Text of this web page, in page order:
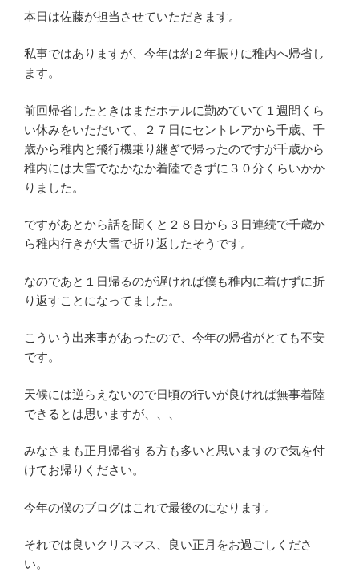
本日は佐藤が担当させていただきます。
私事ではありますが、今年は約２年振りに稚内へ帰省し
ます。
前回帰省したときはまだホテルに勤めていて１週間くら
い休みをいただいて、２７日にセントレアから千歳、千
歳から稚内と飛行機乗り継ぎで帰ったのですが千歳から
稚内には大雪でなかなか着陸できずに３０分くらいかか
りました。
ですがあとから話を聞くと２８日から３日連続で千歳か
ら稚内行きが大雪で折り返したそうです。
なのであと１日帰るのが遅ければ僕も稚内に着けずに折
り返すことになってました。
こういう出来事があったので、今年の帰省がとても不安
です。
天候には逆らえないので日頃の行いが良ければ無事着陸
できるとは思いますが、、、
みなさまも正月帰省する方も多いと思いますので気を付
けてお帰りください。
今年の僕のブログはこれで最後のになります。
それでは良いクリスマス、良い正月をお過ごしくださ
い。